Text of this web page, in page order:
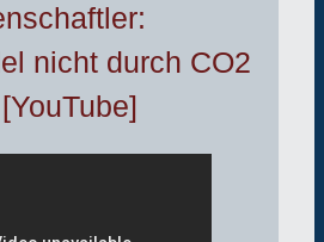
nicht durch CO2